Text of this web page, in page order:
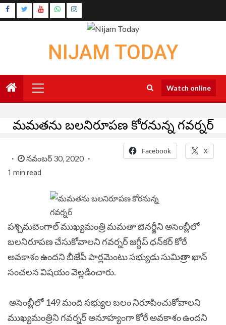
Skip
to
Instagram
NIJAM TODAY
Menu
Watch online
మమతను బలనిరూపణ కోరనున్న గవర్నర్
నవంబర్ 30, 2020
1 min read
Facebook X
పశ్చిమబెంగాల్ ముఖ్యమంత్రి మమతా బెనర్జీని అసెంబ్లీలో
బలనిరూపణ చేసుకోవాలని గవర్నర్ జగ్దీప్ ధన్‌కర్ కోరే
అవకాశం ఉందని బీజేపీ పార్లమెంటు సభ్యుడు సుమిత్రా ఖాన్
సంచలన విషయం వెల్లడించారు.
అసెంబ్లీలో 149 మంది సభ్యుల బలం నిరూపించుకోవాలని
ముఖ్యమంత్రిని గవర్నర్ అనూహ్యంగా కోరే అవకాశం ఉందని